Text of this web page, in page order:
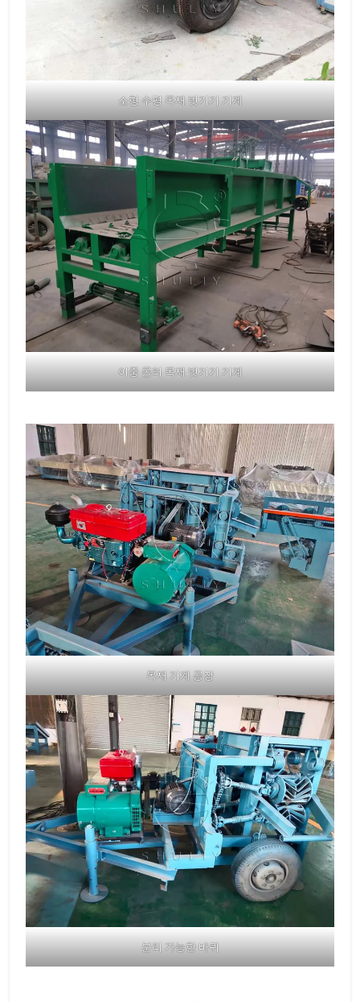
소형 수평 목재 벗기기 기계
이중 롤러 목재 벗기기 기계
목재 기계 공장
분리 가능한 바퀴